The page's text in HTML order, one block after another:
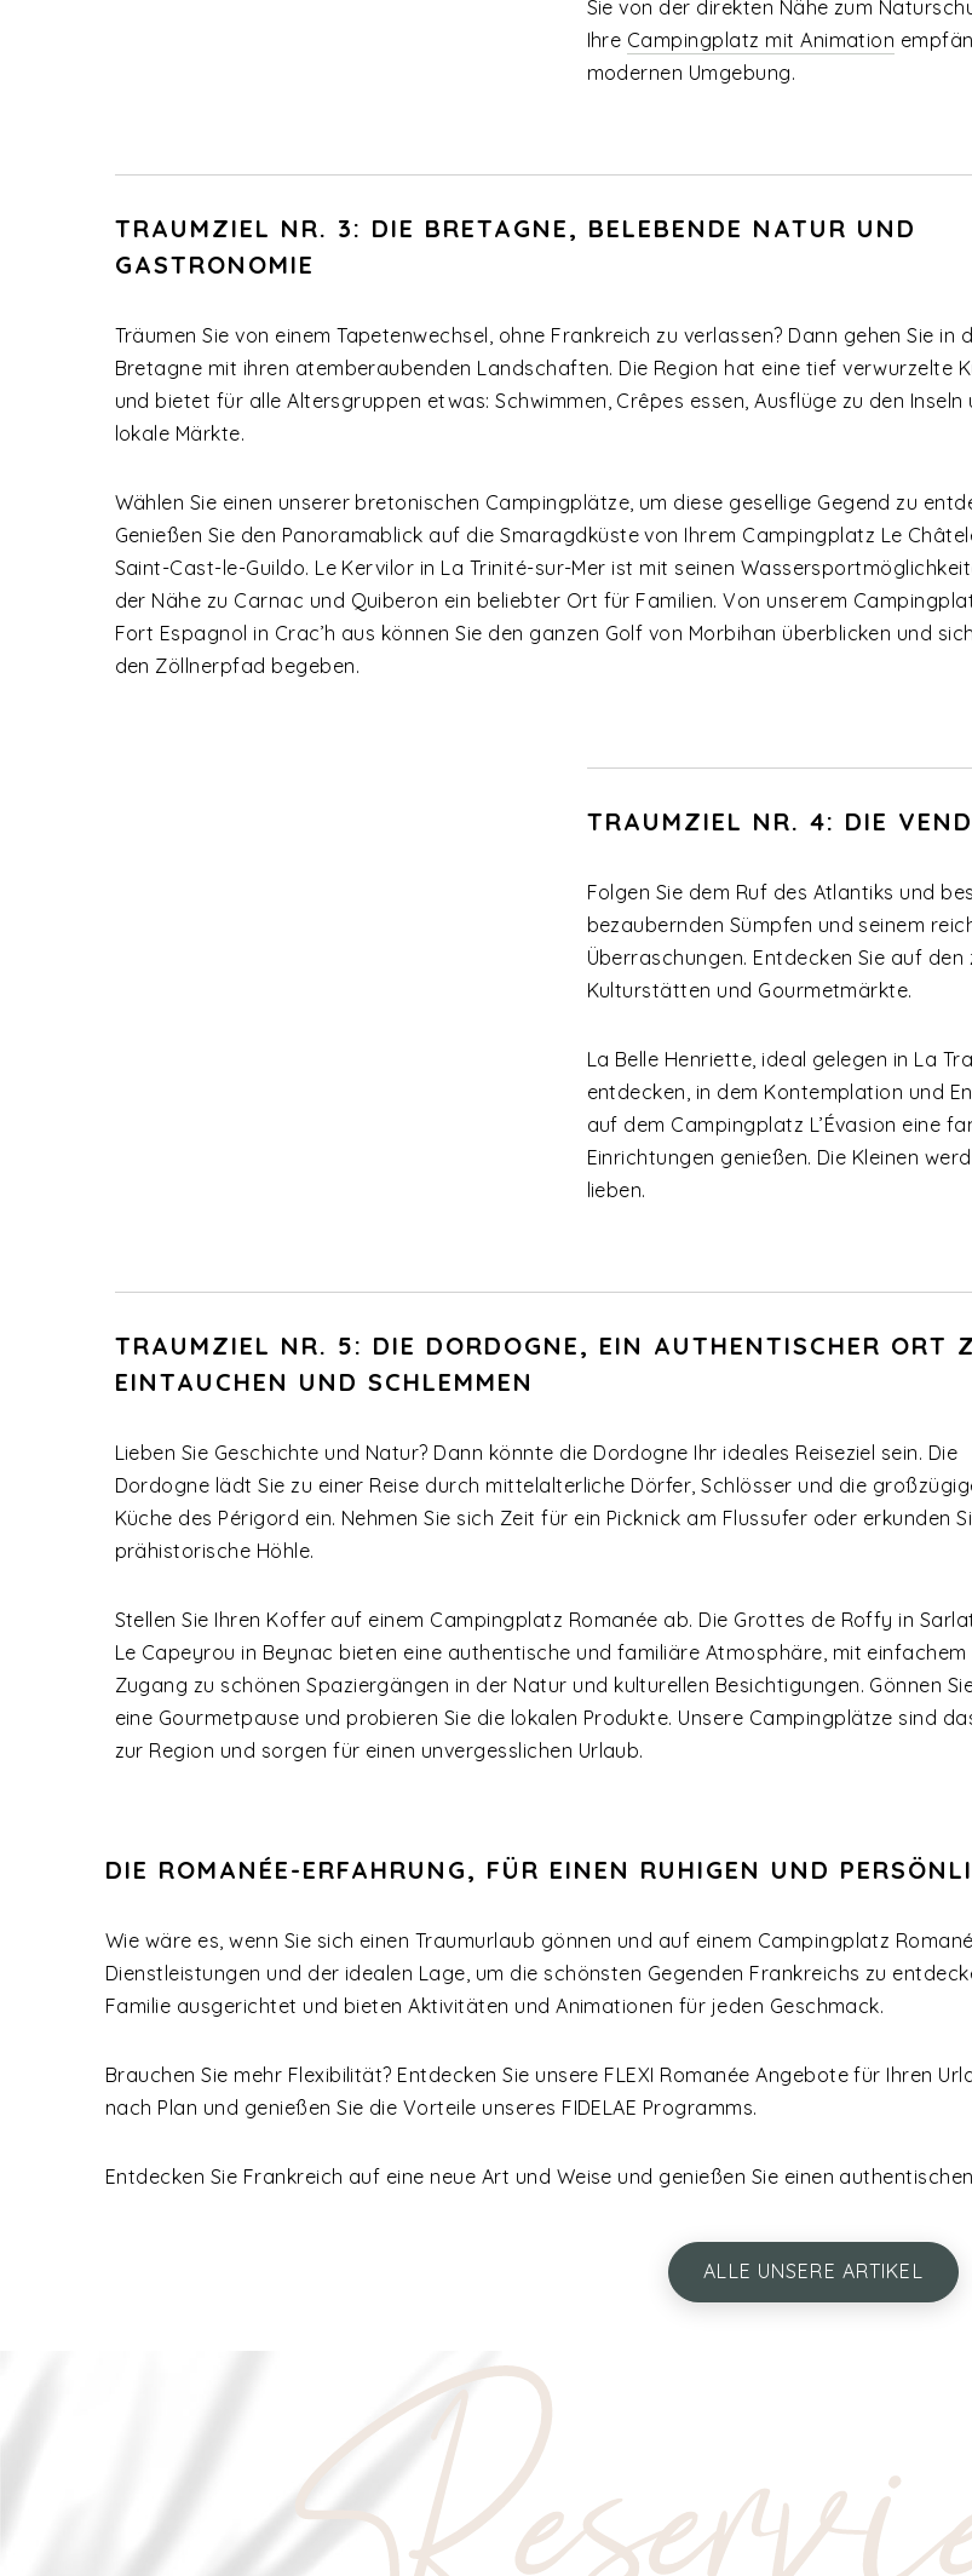
Sie von der direkten Nähe zum
Ihre Campingplatz mit Animation
modernen Umgebung.
TRAUMZIEL NR. 3: DIE BRETAGNE, BELEBENDE NATUR UND
GASTRONOMIE
Träumen Sie von einem Tapetenwechsel, ohne Frankreich zu verlassen? Dann gehen Sie in
Bretagne mit ihren atemberaubenden Landschaften. Die Region hat eine tief verwurzelte
und bietet für alle Altersgruppen etwas: Schwimmen, Crêpes essen, Ausflüge zu den Inseln
lokale Märkte.
Wählen Sie einen unserer bretonischen Campingplätze, um diese gesellige Gegend zu
Genießen Sie den Panoramablick auf die Smaragdküste von Ihrem Campingplatz Le
Saint-Cast-le-Guildo. Le Kervilor in La Trinité-sur-Mer ist mit seinen
der Nähe zu Carnac und Quiberon ein beliebter Ort für Familien. Von unserem
Fort Espagnol in Crac’h aus können Sie den ganzen Golf von Morbihan überblicken und
den Zöllnerpfad begeben.
TRAUMZIEL NR. 4: DIE
Folgen Sie dem Ruf des Atlantiks und
bezaubernden Sümpfen und seinem
Überraschungen. Entdecken Sie auf
Kulturstätten und Gourmetmärkte.
La Belle Henriette, ideal gelegen in La
entdecken, in dem Kontemplation und
auf dem Campingplatz L’Évasion eine
Einrichtungen genießen. Die Kleinen
lieben.
TRAUMZIEL NR. 5: DIE DORDOGNE, EIN AUTHENTISCHER ORT
EINTAUCHEN UND SCHLEMMEN
Lieben Sie Geschichte und Natur? Dann könnte die Dordogne Ihr ideales Reiseziel sein. Die
Dordogne lädt Sie zu einer Reise durch mittelalterliche Dörfer, Schlösser und die
Küche des Périgord ein. Nehmen Sie sich Zeit für ein Picknick am Flussufer oder erkunden
prähistorische Höhle.
Stellen Sie Ihren Koffer auf einem Campingplatz Romanée ab. Die Grottes de Roffy in
Le Capeyrou in Beynac bieten eine authentische und familiäre Atmosphäre, mit einfachem
Zugang zu schönen Spaziergängen in der Natur und kulturellen Besichtigungen. Gönnen
eine Gourmetpause und probieren Sie die lokalen Produkte. Unsere Campingplätze sind
zur Region und sorgen für einen unvergesslichen Urlaub.
DIE ROMANÉE-ERFAHRUNG, FÜR EINEN RUHIGEN UND
Wie wäre es, wenn Sie sich einen Traumurlaub gönnen und auf einem Campingplatz
Dienstleistungen und der idealen Lage, um die schönsten Gegenden Frankreichs zu
Familie ausgerichtet und bieten Aktivitäten und Animationen für jeden Geschmack.
Brauchen Sie mehr Flexibilität? Entdecken Sie unsere FLEXI Romanée Angebote für Ihren
nach Plan und genießen Sie die Vorteile unseres FIDELAE Programms.
Entdecken Sie Frankreich auf eine neue Art und Weise und genießen Sie einen
ALLE UNSERE ARTIKEL